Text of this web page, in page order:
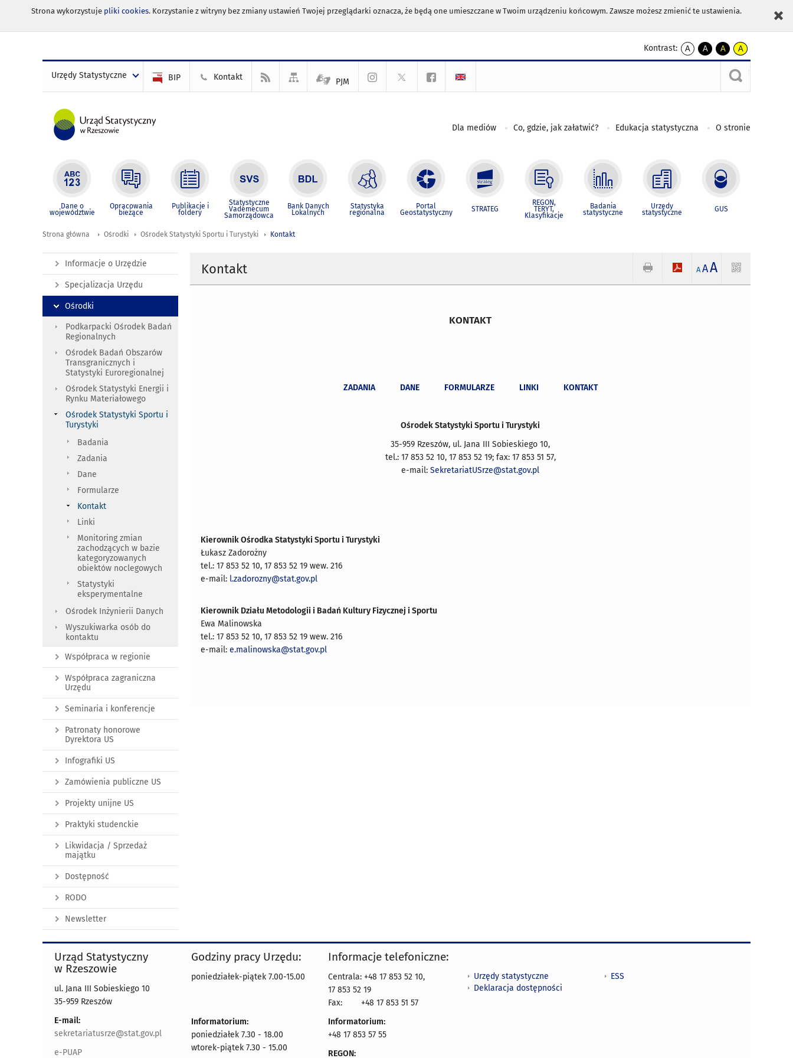
Strona wykorzystuje pliki cookies. Korzystanie z witryny bez zmiany ustawień Twojej przeglądarki oznacza, że będą one umieszczane w Twoim urządzeniu końcowym. Zawsze możesz zmienić te ustawienia.
Kontrast:
A
kontrast
A
kontrast
czarnym
A
kontrast
żółty
tekst
czarnym
A
kontrast
czarny
tekst
żółtym
Urzędy Statystyczne BIP Kontakt PJM
Dla mediów Co, gdzie, jak załatwić? Edukacja statystyczna O stronie
Dane o
województwie
Opracowania
bieżące
Publikacje i
foldery
Statystyczne
Vademecum
Samorządowca
Bank Danych
Lokalnych
Statystyka
regionalna
Portal
Geostatystyczny STRATEG
REGON,
TERYT,
Klasyfikacje
Badania
statystyczne
Urzędy
statystyczne GUS
Strona główna Ośrodki Ośrodek Statystyki Sportu i Turystyki Kontakt
Kontakt A AA
KONTAKT
ZADANIA DANE FORMULARZE LINKI KONTAKT
Ośrodek Statystyki Sportu i Turystyki
35-959 Rzeszów, ul. Jana III Sobieskiego 10,
tel.: 17 853 52 10, 17 853 52 19; fax: 17 853 51 57,
e-mail: SekretariatUSrze@stat.gov.pl
Kierownik Ośrodka Statystyki Sportu i Turystyki
Łukasz Zadorożny
tel.: 17 853 52 10, 17 853 52 19 wew. 216
e-mail: l.zadorozny@stat.gov.pl
Kierownik Działu Metodologii i Badań Kultury Fizycznej i Sportu
Ewa Malinowska
tel.: 17 853 52 10, 17 853 52 19 wew. 216
e-mail:e.malinowska@stat.gov.pl
Informacje o Urzędzie
Specjalizacja Urzędu
Ośrodki
Podkarpacki Ośrodek Badań
Regionalnych
Ośrodek Badań Obszarów
Transgranicznych i
Statystyki Euroregionalnej
Ośrodek Statystyki Energii i
Rynku Materiałowego
Ośrodek Statystyki Sportu i
Turystyki
Badania
Zadania
Dane
Formularze
Kontakt
Linki
Monitoring zmian
zachodzących w bazie
kategoryzowanych
obiektów noclegowych
Statystyki
eksperymentalne
Ośrodek Inżynierii Danych
Wyszukiwarka osób do
kontaktu
Współpraca w regionie
Współpraca zagraniczna
Urzędu
Seminaria i konferencje
Patronaty honorowe
Dyrektora US
Infografiki US
Zamówienia publiczne US
Projekty unijne US
Praktyki studenckie
Likwidacja / Sprzedaż
majątku
Dostępność
RODO
Newsletter
Urząd Statystyczny
w Rzeszowie
ul. Jana III Sobieskiego 10
35-959 Rzeszów
E-mail:
sekretariatusrze@stat.gov.pl
e-PUAP
Godziny pracy Urzędu:
poniedziałek-piątek 7.00-15.00
Informatorium:
poniedziałek 7.30 - 18.00
wtorek-piątek 7.30 - 15.00
Informacje telefoniczne:
Centrala: +48 17 853 52 10,
17 853 52 19
Fax:
+48 17 853 51 57
Informatorium:
+48 17 853 57 55
REGON:
Urzędy statystyczne
Deklaracja dostępności
ESS